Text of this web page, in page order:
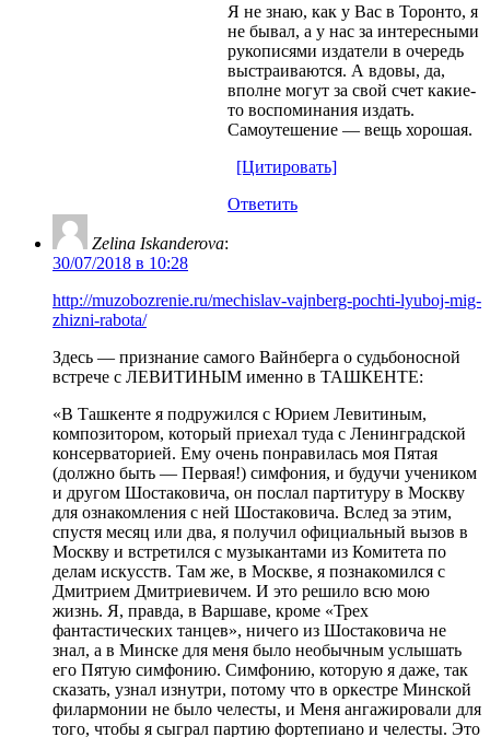
Я не знаю, как у Вас в Торонто, я
не бывал, а у нас за интересными
рукописями издатели в очередь
выстраиваются. А вдовы, да,
вполне могут за свой счет какие-
то воспоминания издать.
Самоутешение — вещь хорошая.
[Цитировать]
Ответить
Zelina Iskanderova:
30/07/2018 в 10:28
http://muzobozrenie.ru/mechislav-vajnberg-pochti-lyuboj-mig-
zhizni-rabota/
Здесь — признание самого Вайнберга о судьбоносной
встрече с ЛЕВИТИНЫМ именно в ТАШКЕНТЕ:
«В Ташкенте я подружился с Юрием Левитиным,
композитором, который приехал туда с Ленинградской
консерваторией. Ему очень понравилась моя Пятая
(должно быть — Первая!) симфония, и будучи учеником
и другом Шостаковича, он послал партитуру в Москву
для ознакомления с ней Шостаковича. Вслед за этим,
спустя месяц или два, я получил официальный вызов в
Москву и встретился с музыкантами из Комитета по
делам искусств. Там же, в Москве, я познакомился с
Дмитрием Дмитриевичем. И это решило всю мою
жизнь. Я, правда, в Варшаве, кроме «Трех
фантастических танцев», ничего из Шостаковича не
знал, а в Минске для меня было необычным услышать
его Пятую симфонию. Симфонию, которую я даже, так
сказать, узнал изнутри, потому что в оркестре Минской
филармонии не было челесты, и Меня ангажировали для
того, чтобы я сыграл партию фортепиано и челесты. Это